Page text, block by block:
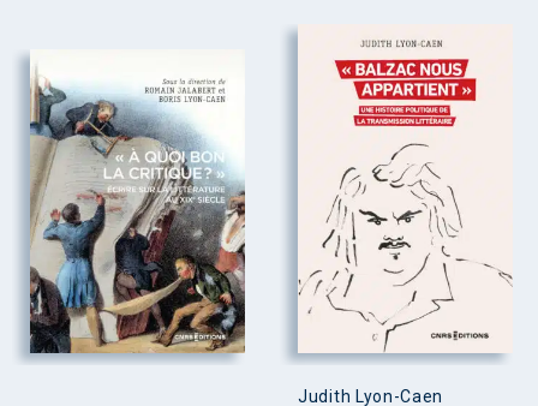
Judith Lyon-Caen